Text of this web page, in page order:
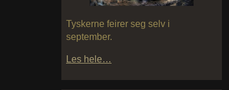
Tyskerne feirer seg selv i
september.
Les hele…